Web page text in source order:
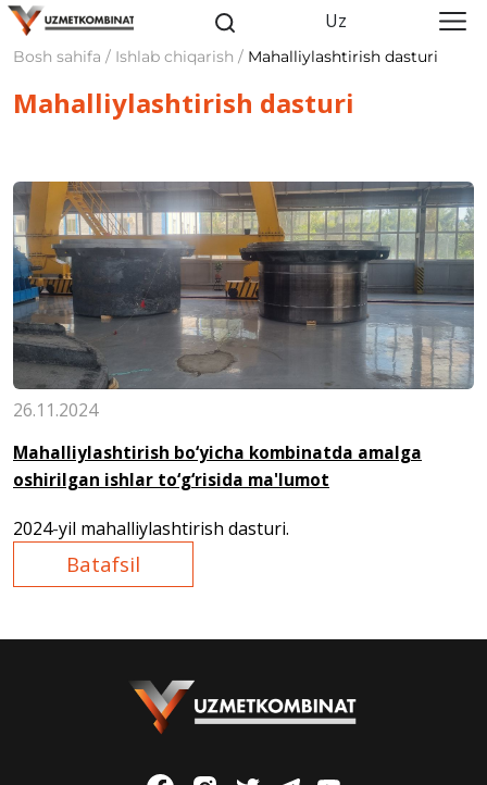
Uz
Bosh sahifa / Ishlab chiqarish / Mahalliylashtirish dasturi
Mahalliylashtirish dasturi
26.11.2024
Mahalliylashtirish bo‘yicha kombinatda amalga
oshirilgan ishlar to‘g‘risida ma'lumot
2024-yil mahalliylashtirish dasturi.
Batafsil